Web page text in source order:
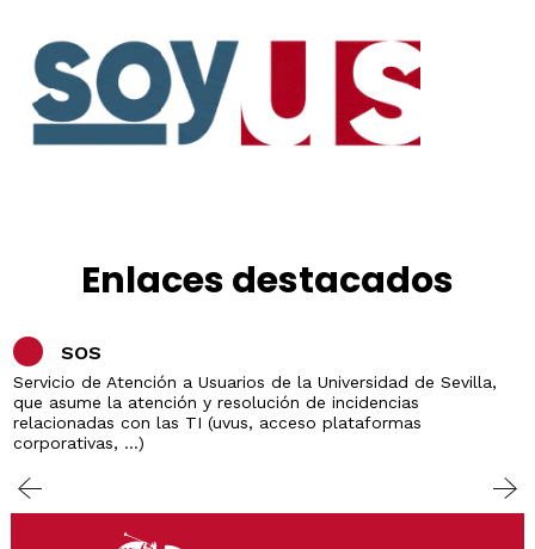
Enlaces destacados
SOS
Servicio de Atención a Usuarios de la Universidad de Sevilla,
que asume la atención y resolución de incidencias
relacionadas con las TI (uvus, acceso plataformas
corporativas, ...)